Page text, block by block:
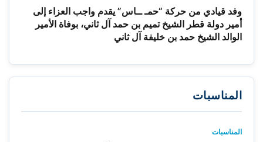
وفد قيادي من حركة “حمـ ــاس” يقدم واجب العزاء إلى
أمير دولة قطر الشيخ تميم بن حمد آل ثاني، بوفاة الأمير
الوالد الشيخ حمد بن خليفة آل ثاني
المناسبات
المناسبات